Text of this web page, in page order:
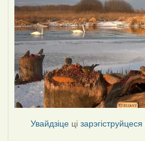
Увайдзіце цізарэгіструйцеся